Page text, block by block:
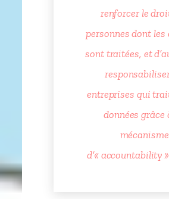
renforcer le
personnes dont les
sont traitées, et
entreprises qui
données grâce
mécanisme
d’« accountability